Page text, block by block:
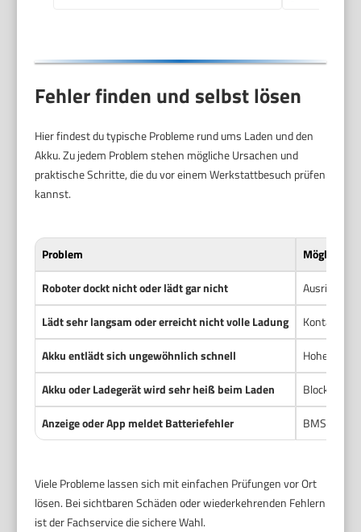
Fehler finden und selbst lösen
Hier findest du typische Probleme rund ums Laden und den
Akku. Zu jedem Problem stehen mögliche Ursachen und
praktische Schritte, die du vor einem Werkstattbesuch prüfen
kannst.
Problem
Mögliche
Roboter dockt nicht oder lädt gar nicht
Lädt sehr langsam oder erreicht nicht volle Ladung
Akku entlädt sich ungewöhnlich schnell
Hoher
Akku oder Ladegerät wird sehr heiß beim Laden
Blockierte
Anzeige oder App meldet Batteriefehler
BMS-
Viele Probleme lassen sich mit einfachen Prüfungen vor Ort
lösen. Bei sichtbaren Schäden oder wiederkehrenden Fehlern
ist der Fachservice die sichere Wahl.